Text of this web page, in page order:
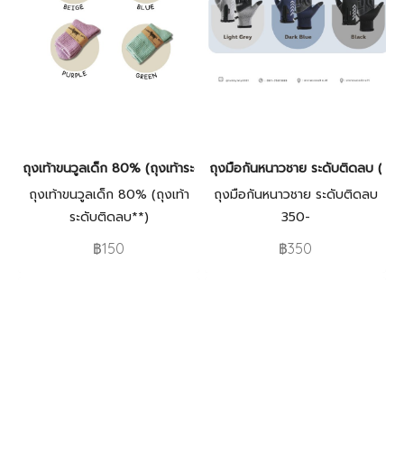
ถุงเท้าขนวูลเด็ก 80% (ถุงเท้าระดับติดลบ**)
ถุงเท้าขนวูลเด็ก 80% (ถุงเท้า
ระดับติดลบ**)
฿150
ถุงมือกันหนาวชาย ระดับติดลบ (ทัช
ถุงมือกันหนาวชาย ระดับติดลบ
350-
฿350